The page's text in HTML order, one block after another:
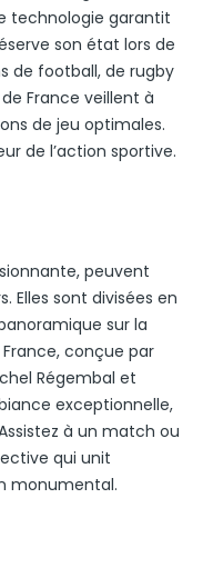
technologie garantit
son état lors de
de football, de rugby
France veillent à
de jeu optimales.
de l’action sportive.
peuvent
Elles sont divisées en
sur la
conçue par
Régembal et
exceptionnelle,
à un match ou
qui unit
monumental.